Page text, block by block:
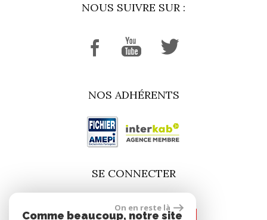
NOUS SUIVRE SUR :
NOS ADHÉRENTS
SE CONNECTER
On en reste là
Comme beaucoup, notre site